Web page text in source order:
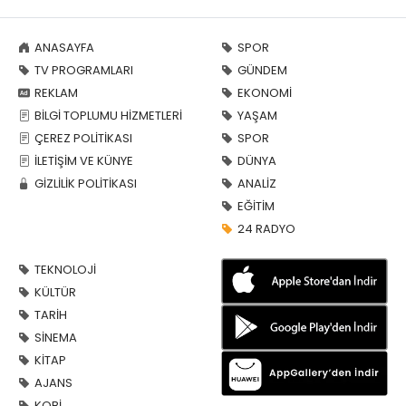
ANASAYFA
TV PROGRAMLARI
REKLAM
BİLGİ TOPLUMU HİZMETLERİ
ÇEREZ POLİTİKASI
İLETİŞİM VE KÜNYE
GİZLİLİK POLİTİKASI
SPOR
GÜNDEM
EKONOMİ
YAŞAM
SPOR
DÜNYA
ANALİZ
EĞİTİM
24 RADYO
TEKNOLOJİ
KÜLTÜR
TARİH
SİNEMA
KİTAP
AJANS